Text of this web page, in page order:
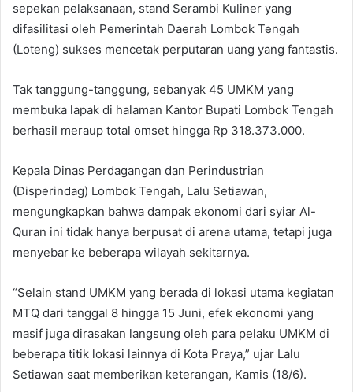
sepekan pelaksanaan, stand Serambi Kuliner yang
difasilitasi oleh Pemerintah Daerah Lombok Tengah
(Loteng) sukses mencetak perputaran uang yang fantastis.
Tak tanggung-tanggung, sebanyak 45 UMKM yang
membuka lapak di halaman Kantor Bupati Lombok Tengah
berhasil meraup total omset hingga Rp 318.373.000.
Kepala Dinas Perdagangan dan Perindustrian
(Disperindag) Lombok Tengah, Lalu Setiawan,
mengungkapkan bahwa dampak ekonomi dari syiar Al-
Quran ini tidak hanya berpusat di arena utama, tetapi juga
menyebar ke beberapa wilayah sekitarnya.
“Selain stand UMKM yang berada di lokasi utama kegiatan
MTQ dari tanggal 8 hingga 15 Juni, efek ekonomi yang
masif juga dirasakan langsung oleh para pelaku UMKM di
beberapa titik lokasi lainnya di Kota Praya,” ujar Lalu
Setiawan saat memberikan keterangan, Kamis (18/6).